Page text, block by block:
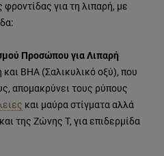
για τη λιπαρή, με
Προσώπου για Λιπαρή
και BHA (Σαλικυλικό οξύ), που
απομακρύνει τους ρύπους
και μαύρα στίγματα αλλά
της Ζώνης Τ, για επιδερμίδα